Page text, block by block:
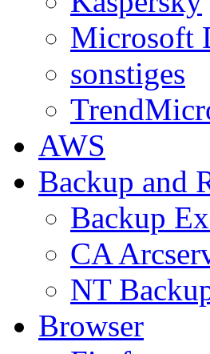
Microsoft
sonstiges
AWS
Backup and
Backup
CA
NT
Browser